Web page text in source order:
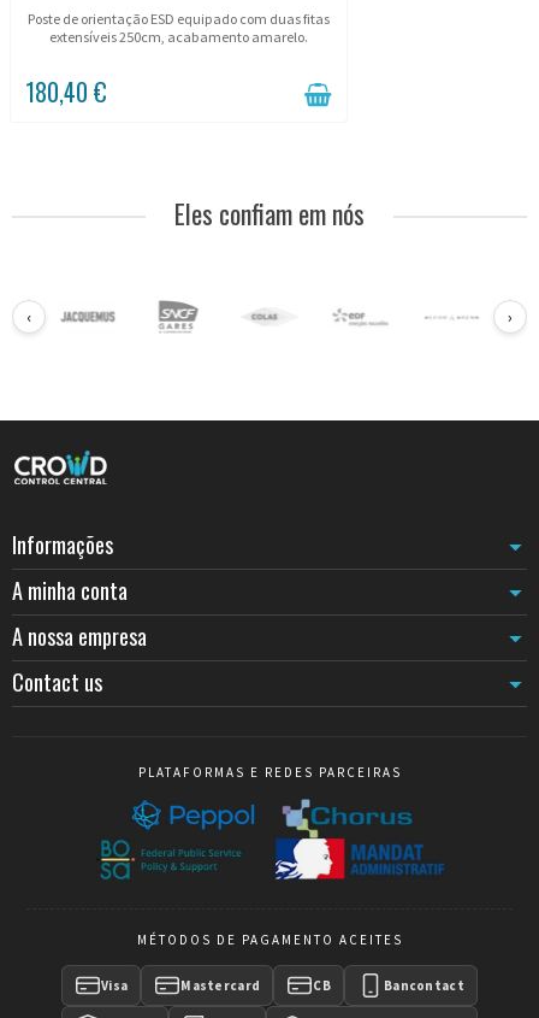
Poste de orientação ESD equipado com duas fitas
extensíveis 250cm, acabamento amarelo.
180,40 €
Eles confiam em nós
‹ ›
Informações
A minha conta
A nossa empresa
Contact us
PLATAFORMAS E REDES PARCEIRAS
MÉTODOS DE PAGAMENTO ACEITES
Visa Mastercard CB Bancontact